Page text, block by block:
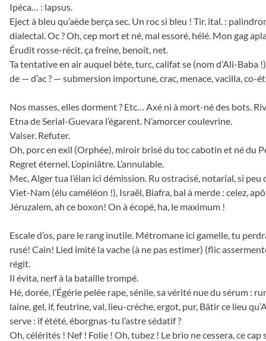
Ipéca… : lapsus.
Eject à bleu qu’aède berça sec. Un roc si bleu ! Tir. ital. :
dialectal. Oc ? Oh, cep mort et né, mal essoré, hélé. Mon gag
Érudit rosse-récit, ça freine, benoit, net.
Ta tentative en air auquel bète, turc, califat se (nom d’Ali-Baba
de — d’ac ? — submersion importune, crac, menace, vacilla, co-
Nos masses, elles dorment ? Etc… Axé ni à mort-né des bots.
Etna de Serial-Guevara l’égarent. N’amorcer coulevrine.
Valser. Refuter.
Oh, porc en exil (Orphée), miroir brisé du toc cabotin et né du
Regret éternel. L’opiniâtre. L’annulable.
Mec, Alger tua l’élan ici démission. Ru ostracisé, notarial, si peu
Viet-Nam (élu caméléon !), Israël, Biafra, bal à merde : celez,
Jéruzalem, ah ce boxon! On à écopé, ha, le maximum !
Escale d’os, pare le rang inutile. Métromane ici gamelle, tu
rusé! Cain! Lied imité la vache (à ne pas estimer) (flic
régit.
Il évita, nerf à la bataille trompé.
Hé, dorée, l’Égérie pelée rape, sénile, sa vérité nue du sérum :
laine, gel, if, feutrine, val, lieu-créche, ergot, pur, Bâtir ce lieu
serve : if étété, éborgnas-tu l’astre sédatif ?
Oh, célérités ! Nef ! Folie ! Oh, tubez ! Le brio ne cessera, ce cap